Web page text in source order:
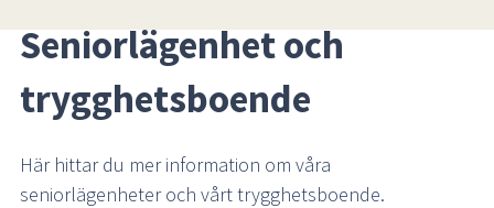
Seniorlägenhet och
trygghetsboende
Här hittar du mer information om våra
seniorlägenheter och vårt trygghetsboende.